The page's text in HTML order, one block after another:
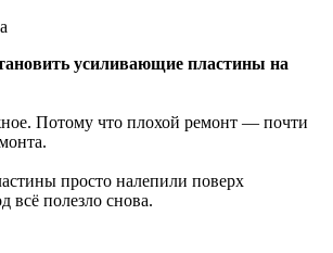
усиливающие пластины на
Потому что плохой ремонт — почти
просто налепили поверх
всё полезло снова.